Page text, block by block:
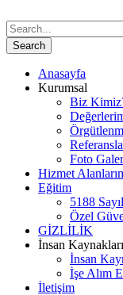
Anasayfa
Kurumsal
Biz
Foto
Hizmet
Eğitim
5188
Özel
GİZLİLİK
İnsan Kaynakları
İnsan
İşe Alım
İletişim